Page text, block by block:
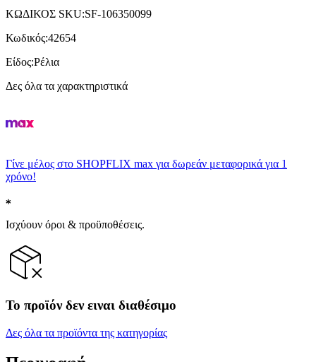
ΚΩΔΙΚΟΣ SKU:SF-106350099
Κωδικός:42654
Είδος:Ρέλια
Δες όλα τα χαρακτηριστικά
Γίνε μέλος στο SHOPFLIX max για δωρεάν μεταφορικά για 1
χρόνο!
Ισχύουν όροι & προϋποθέσεις.
Το προϊόν δεν ειναι διαθέσιμο
Δες όλα τα προϊόντα της κατηγορίας